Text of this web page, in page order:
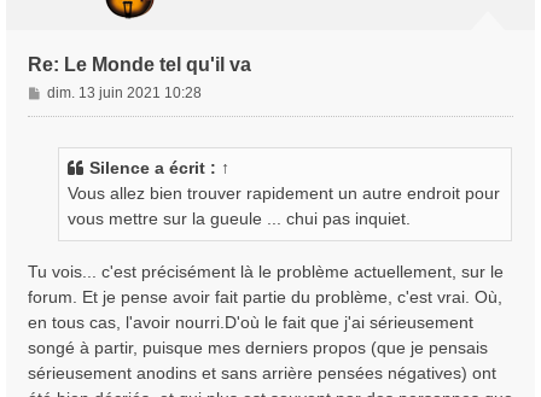
Re: Le Monde tel qu'il va
M
e
dim. 13 juin 2021 10:28
Silence a écrit : ↑
Vous allez bien trouver rapidement un autre endroit pour
vous mettre sur la gueule ... chui pas inquiet.
Tu vois... c'est précisément là le problème actuellement, sur le
forum. Et je pense avoir fait partie du problème, c'est vrai. Où,
en tous cas, l'avoir nourri.D'où le fait que j'ai sérieusement
songé à partir, puisque mes derniers propos (que je pensais
sérieusement anodins et sans arrière pensées négatives) ont